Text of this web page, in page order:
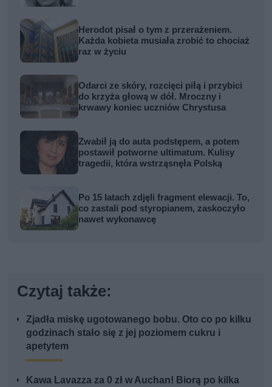
Herodot pisał o tym z przerażeniem.
Każda kobieta musiała zrobić to chociaż
raz w życiu
Odarci ze skóry, rozcięci piłą i przybici
do krzyża głową w dół. Mroczny i
krwawy koniec uczniów Chrystusa
Zwabił ją do auta podstępem, a potem
postawił potworne ultimatum. Kulisy
tragedii, która wstrząsnęła Polską
Po 15 latach zdjęli fragment elewacji. To,
co zastali pod styropianem, zaskoczyło
nawet wykonawcę
Czytaj także:
Zjadła miskę ugotowanego bobu. Oto co po kilku
godzinach stało się z jej poziomem cukru i
apetytem
Kawa Lavazza za 0 zł w Auchan! Biorą po kilka